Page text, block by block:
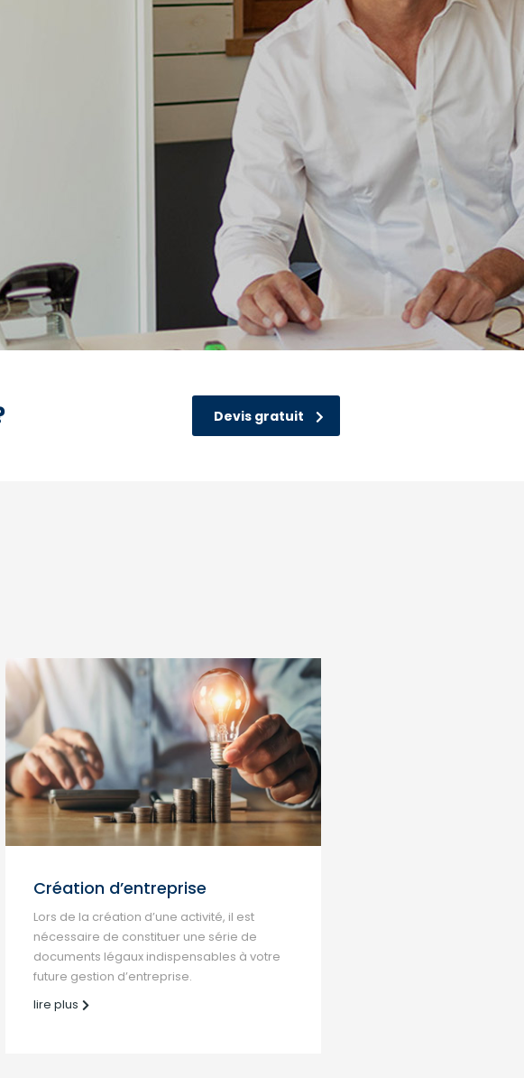
Devis gratuit
Création d’entreprise
Lors de la création d’une activité, il est
nécessaire de constituer une série de
documents légaux indispensables à votre
future gestion d’entreprise.
lire plus